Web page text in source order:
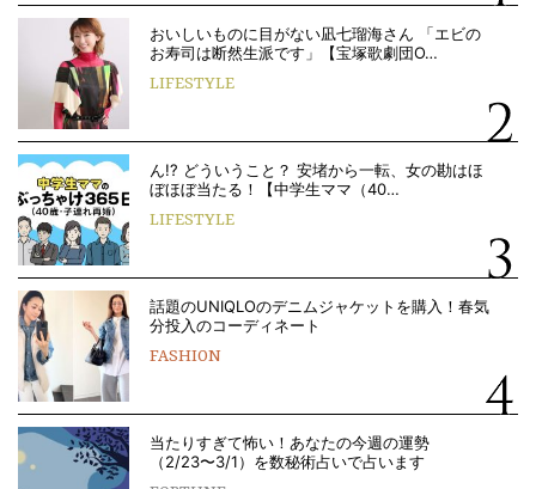
おいしいものに目がない凪七瑠海さん 「エビの
お寿司は断然生派です」【宝塚歌劇団O…
LIFESTYLE
ん!? どういうこと？ 安堵から一転、女の勘はほ
ぼほぼ当たる！【中学生ママ（40…
LIFESTYLE
話題のUNIQLOのデニムジャケットを購入！春気
分投入のコーディネート
FASHION
当たりすぎて怖い！あなたの今週の運勢
（2/23〜3/1）を数秘術占いで占います